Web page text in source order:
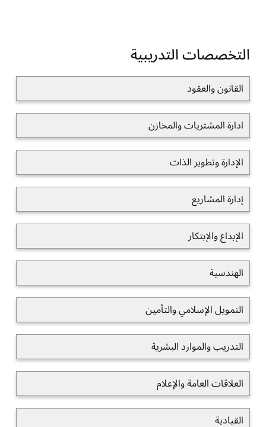
التخصصات التدريبية
القانون والعقود
ادارة المشتريات والمخازن
الإدارة وتطوير الذات
إدارة المشاريع
الإبداع والإبتكار
الهندسية
التمويل الإسلامي والتأمين
التدريب والموارد البشرية
العلاقات العامة والإعلام
القيادية